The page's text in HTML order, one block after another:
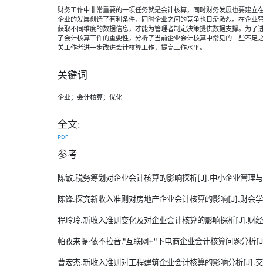
财务工作中非常重要的一项任务就是会计核算，同时财务发展也要建
企业的发展创造了有利条件，同时企业之间的竞争也日渐激烈。在企业
获取不同维度的数据信息，才能为管理者制定决策提供数据支撑。为了
了会计核算工作的重要性，分析了当前企业会计核算中常见的一些不
关工作者进一步改进会计核算工作，提高工作水平。
关键词
企业；会计核算；优化
全文:
PDF
参考
陈敏.税务筹划对企业会计核算的影响探析[J].中小企业管理
陈锋.探究新收入准则对房地产企业会计核算的影响[J].财会
程玲玲.新收入准则变化及对企业会计核算的影响探析[J].
帕孜来提·依不拉音."互联网+"下电商企业会计核算问题分
曹宏杰.新收入准则对工程建筑企业会计核算的影响分析[J].